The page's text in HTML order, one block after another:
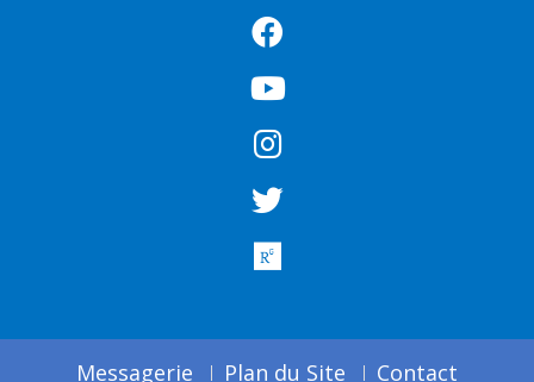
Messagerie Plan du Site Contact